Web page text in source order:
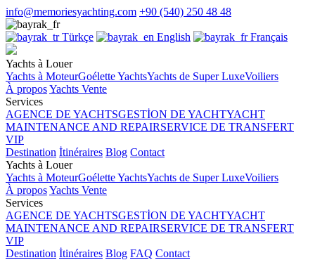
info@memoriesyachting.com +90 (540) 250 48 48
Türkçe English Français
Yachts à Louer
Yachts à MoteurGoélette YachtsYachts de Super LuxeVoiliers
À proposYachts Vente
Services
AGENCE DE YACHTSGESTİON DE YACHTYACHT
MAINTENANCE AND REPAIRSERVICE DE TRANSFERT
VIP
Destination İtinéraires Blog Contact
Yachts à Louer
Yachts à MoteurGoélette YachtsYachts de Super LuxeVoiliers
À proposYachts Vente
Services
AGENCE DE YACHTSGESTİON DE YACHTYACHT
MAINTENANCE AND REPAIRSERVICE DE TRANSFERT
VIP
Destination İtinéraires Blog FAQ Contact